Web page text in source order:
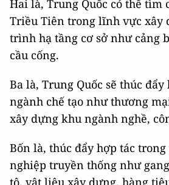
Hai là, Trung Quốc có thể tìm
Triều Tiên trong lĩnh vực xây
trình hạ tầng cơ sở như cảng
cầu cống.
Ba là, Trung Quốc sẽ thúc
ngành chế tạo như thương
xây dựng khu ngành nghề,
Bốn là, thúc đẩy hợp tác
nghiệp truyền thống như
tô, vật liệu xây dựng, hàng